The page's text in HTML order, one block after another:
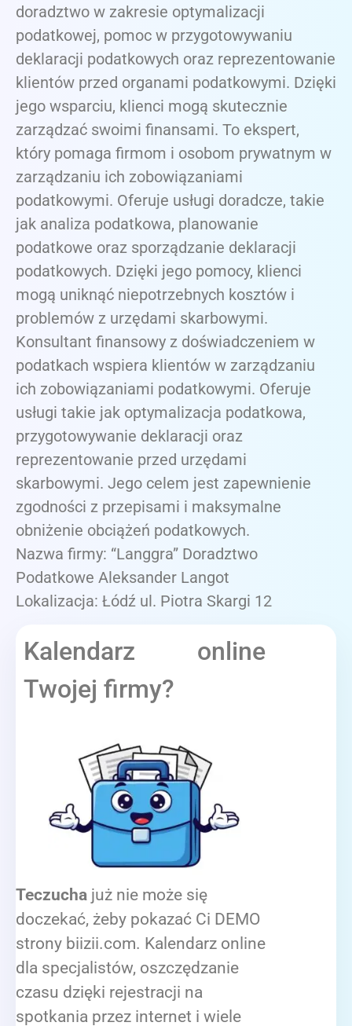
doradztwo w zakresie optymalizacji
podatkowej, pomoc w przygotowywaniu
deklaracji podatkowych oraz reprezentowanie
klientów przed organami podatkowymi. Dzięki
jego wsparciu, klienci mogą skutecznie
zarządzać swoimi finansami. To ekspert,
który pomaga firmom i osobom prywatnym w
zarządzaniu ich zobowiązaniami
podatkowymi. Oferuje usługi doradcze, takie
jak analiza podatkowa, planowanie
podatkowe oraz sporządzanie deklaracji
podatkowych. Dzięki jego pomocy, klienci
mogą uniknąć niepotrzebnych kosztów i
problemów z urzędami skarbowymi.
Konsultant finansowy z doświadczeniem w
podatkach wspiera klientów w zarządzaniu
ich zobowiązaniami podatkowymi. Oferuje
usługi takie jak optymalizacja podatkowa,
przygotowywanie deklaracji oraz
reprezentowanie przed urzędami
skarbowymi. Jego celem jest zapewnienie
zgodności z przepisami i maksymalne
obniżenie obciążeń podatkowych.
Nazwa firmy: “Langgra” Doradztwo
Podatkowe Aleksander Langot
Lokalizacja: Łódź ul. Piotra Skargi 12
Kalendarz online
Twojej firmy?
Teczucha już nie może się
doczekać, żeby pokazać Ci DEMO
strony biizii.com. Kalendarz online
dla specjalistów, oszczędzanie
czasu dzięki rejestracji na
spotkania przez internet i wiele